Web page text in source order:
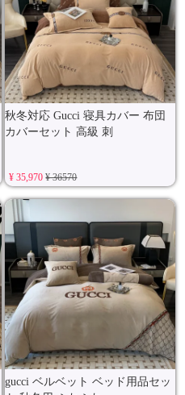
秋冬対応 Gucci 寝具カバー 布団
カバーセット 高級 刺
¥ 35,970¥ 36570
gucci ベルベット ベッド用品セッ